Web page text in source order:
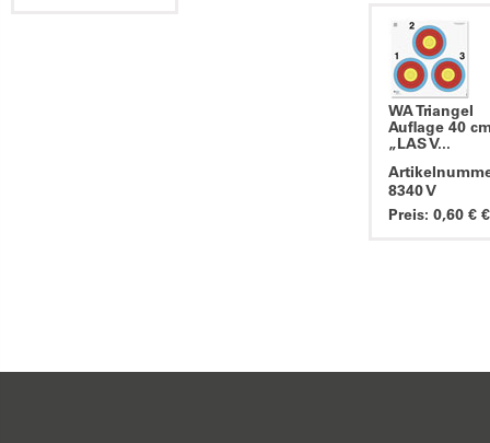
WA Triangel
Auflage 40
„LAS V...
8340 V
Preis: 0,60 € €